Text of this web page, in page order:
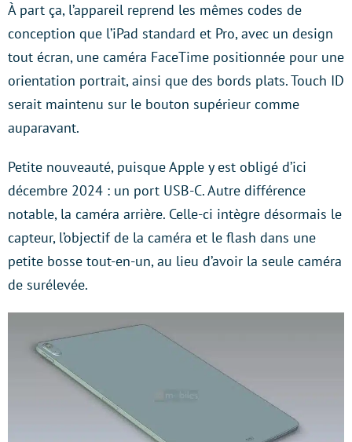
À part ça, l’appareil reprend les mêmes codes de
conception que l’iPad standard et Pro, avec un design
tout écran, une caméra FaceTime positionnée pour une
orientation portrait, ainsi que des bords plats. Touch ID
serait maintenu sur le bouton supérieur comme
auparavant.
Petite nouveauté, puisque Apple y est obligé d’ici
décembre 2024 : un port USB-C. Autre différence
notable, la caméra arrière. Celle-ci intègre désormais le
capteur, l’objectif de la caméra et le flash dans une
petite bosse tout-en-un, au lieu d’avoir la seule caméra
de surélevée.